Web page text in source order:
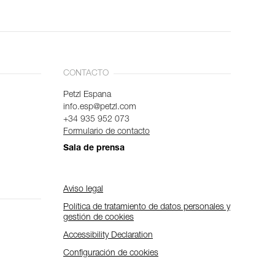
CONTACTO
Petzl Espana
info.esp@petzl.com
+34 935 952 073
Formulario de contacto
Sala de prensa
Aviso legal
Política de tratamiento de datos personales y
gestión de cookies
Accessibility Declaration
Configuración de cookies